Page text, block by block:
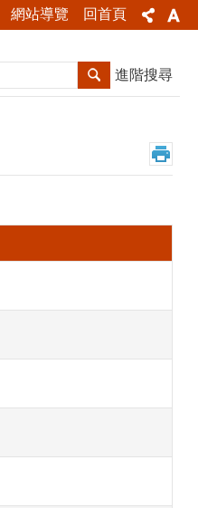
網站導覽 回首頁
進階搜尋